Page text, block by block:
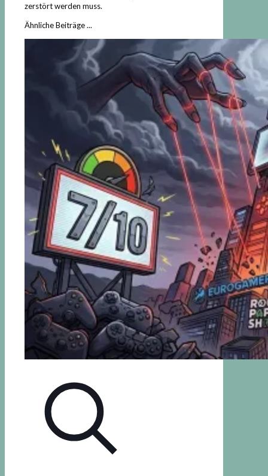
zerstört werden muss.
Ähnliche Beiträge ...